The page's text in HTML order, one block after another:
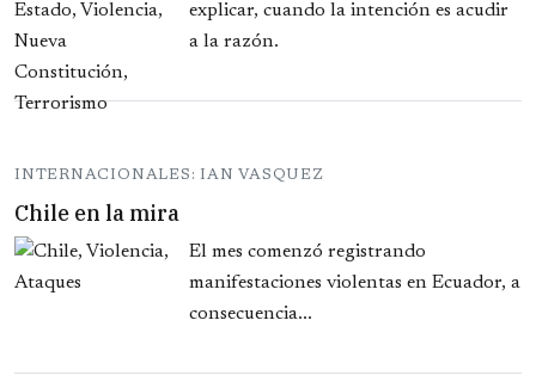
explicar, cuando la intención es acudir
a la razón.
INTERNACIONALES: IAN VASQUEZ
Chile en la mira
El mes comenzó registrando
manifestaciones violentas en Ecuador, a
consecuencia...